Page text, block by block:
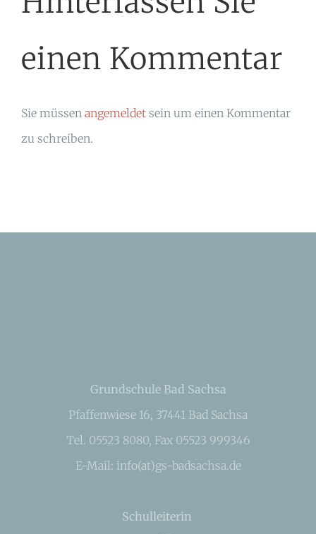
einen Kommentar
Sie müssen angemeldet sein um einen Kommentar
zu schreiben.
Grundschule Bad Sachsa
Pfaffenwiese 16, 37441 Bad Sachsa
Tel. 05523 8080, Fax 05523 999346
E-Mail: info(at)gs-badsachsa.de
Schulleiterin